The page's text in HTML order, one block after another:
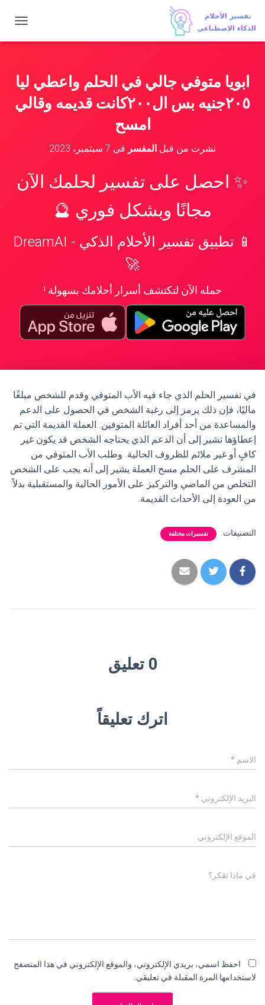
ب
ل
ا
ت
ابويا متوفي جالي في الحلم واعطي ليا
٢٠٥جنيه بس ال٢٠٠كانت قديمه وقالي
امسح
نشرت من قبل المفسر في 7 سبتمبر، 2023
✨ احصل على تفسير لحلمك الآن
مجانًا وبشكل فوري 🔮
📱 تطبيق تفسير الأحلام الذكي - DreamAI
🚀
حمله الآن لتكتشف أسرار أحلامك بسهولة !
في تفسير الحلم الذي جاء فيه الأب المتوفي وقدم للشخص مبلغًا
ماليًا، فإن ذلك يرمز إلى رغبة الشخص في الحصول على الدعم
والمساعدة من أحد أفراد العائلة المتوفين. العملة القديمة التي تم
إعطاؤها تشير إلى أن الدعم الذي يحتاجه الشخص قد يكون غير
كافٍ أو غير ملائم للظروف الحالية. وطلب الأب المتوفي من
المشرف على الحلم مسح العملة يشير إلى أنه يجب على الشخص
التخلص من الماضي والتركيز على الأمور الحالية والمستقبلية بدلاً
من العودة إلى الأحداث القديمة.
التصنيفات: تفسيرات مختلفة
0 تعليق
اترك تعليقاً
الاسم *
البريد الإلكتروني *
الموقع الإلكتروني
في ماذا تفكر؟
احفظ اسمي، بريدي الإلكتروني، والموقع الإلكتروني في هذا المتصفح
لاستخدامها المرة المقبلة في تعليقي.